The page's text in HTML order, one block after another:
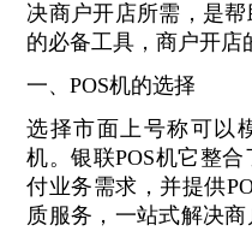
决商户开店所需，是
的必备工具，商户开店
一、POS机的选择
选择市面上号称可以
机。银联POS机它整
付业务需求，并提供
质服务，一站式解决